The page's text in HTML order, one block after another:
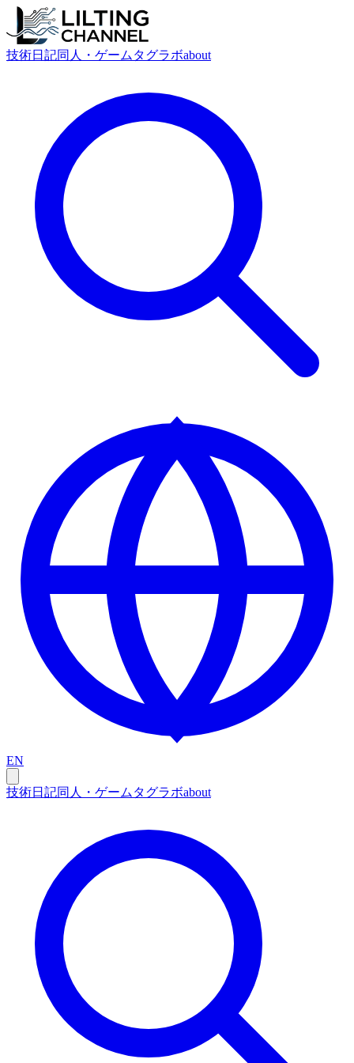
技術日記同人・ゲーム タグラボabout
EN
技術日記同人・ゲーム タグラボabout